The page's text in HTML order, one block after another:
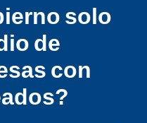
solo
de
con